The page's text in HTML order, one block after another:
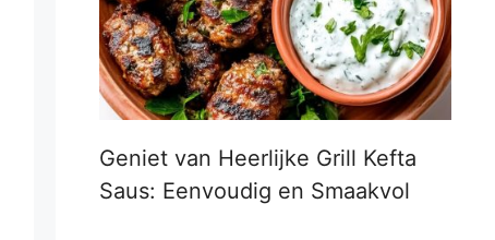
Geniet van Heerlijke Grill Kefta
Saus: Eenvoudig en Smaakvol